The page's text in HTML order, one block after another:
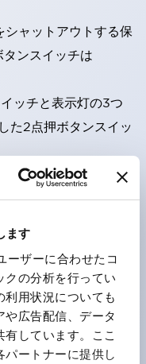
ます
ーザーに合わせたコ
クの分析を行ってい
利用状況についても
広告配信、データ
しています。ここ
ートナーに提供し
シャットアウトする保
ンスイッチは
ッチと表示灯の3つ
た2点押ボタンスイッ
る各種電圧を完備。
球）。これまで色
。
識および、点灯時の
対応。
や緊急事態時の色表